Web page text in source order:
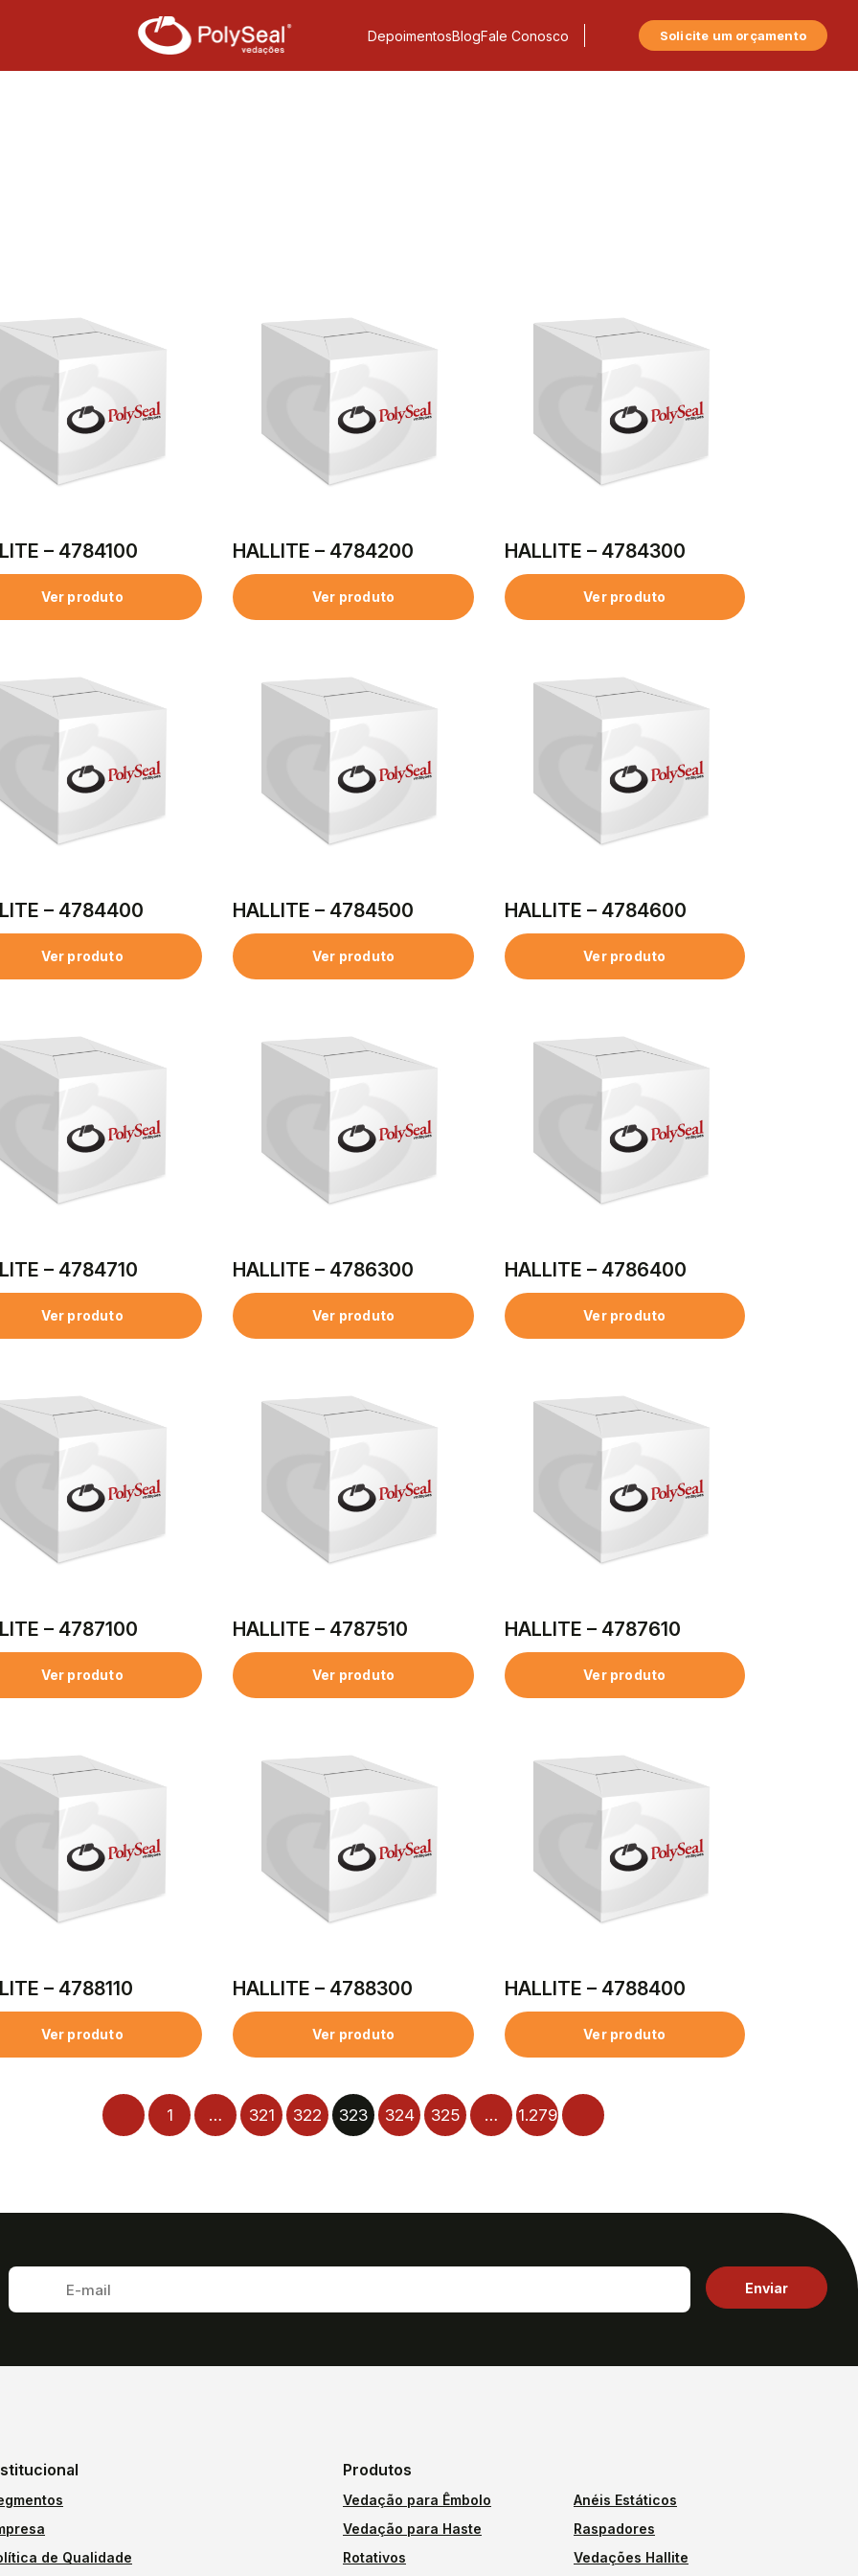
DepoimentosBlogFale Conosco Solicite um orçamento
– 4784100
Ver produto
HALLITE – 4784200
Ver produto
HALLITE – 4784300
Ver produto
– 4784400
Ver produto
HALLITE – 4784500
Ver produto
HALLITE – 4784600
Ver produto
– 4784710
Ver produto
HALLITE – 4786300
Ver produto
HALLITE – 4786400
Ver produto
– 4787100
Ver produto
HALLITE – 4787510
Ver produto
HALLITE – 4787610
Ver produto
– 4788110
Ver produto
HALLITE – 4788300
Ver produto
HALLITE – 4788400
Ver produto
1 … 321 322 323 324 325 … 1.279
de Qualidade
Produtos
Vedação para Êmbolo
Vedação para Haste
Rotativos
Anéis Estáticos
Raspadores
Vedações Hallite